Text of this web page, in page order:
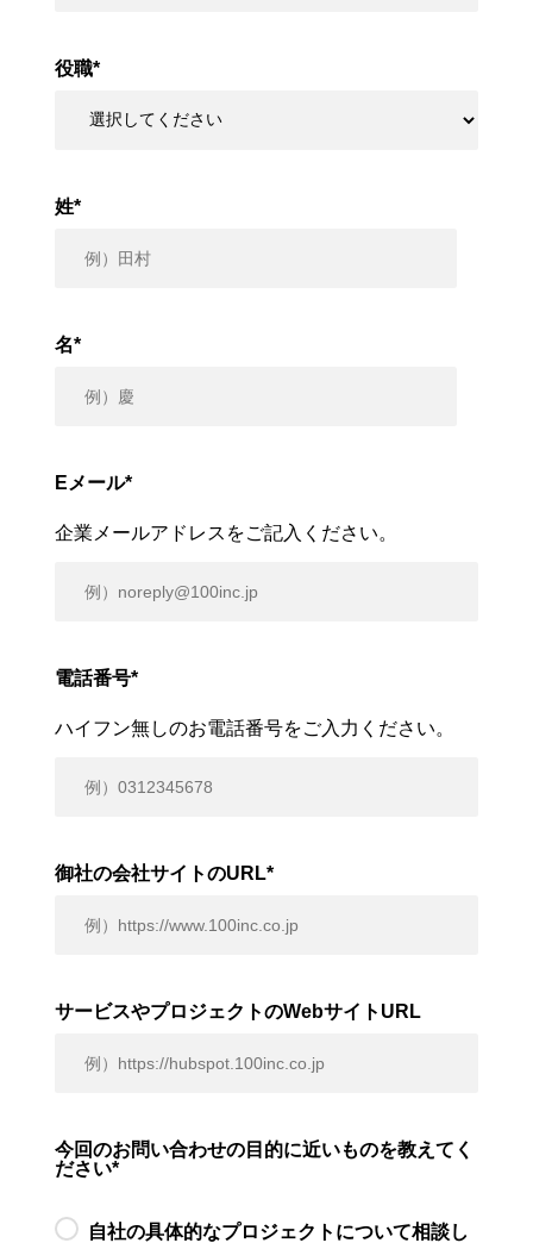
役職*
姓*
名*
Eメール*
企業メールアドレスをご記入ください。
電話番号*
ハイフン無しのお電話番号をご入力ください。
御社の会社サイトのURL*
サービスやプロジェクトのWebサイトURL
今回のお問い合わせの目的に近いものを教えてく
ださい*
自社の具体的なプロジェクトについて相談し